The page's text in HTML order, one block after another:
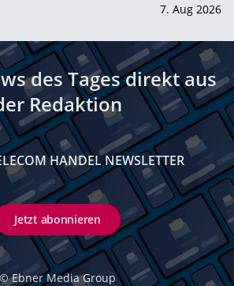
7. Aug 2026
des Tages direkt aus
Redaktion
HANDEL NEWSLETTER
Jetzt abonnieren
© Ebner Media Group